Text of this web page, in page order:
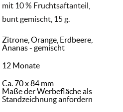
mit 10 % Fruchtsaftanteil,
bunt gemischt, 15 g.
Zitrone, Orange, Erdbeere,
Ananas - gemischt
12 Monate
Ca. 70 x 84 mm
Maße der Werbefläche als
Standzeichnung anfordern